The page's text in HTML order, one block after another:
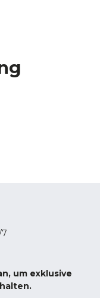
um exklusive